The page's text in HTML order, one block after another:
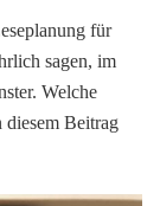
für
sagen, im
Welche
diesem Beitrag